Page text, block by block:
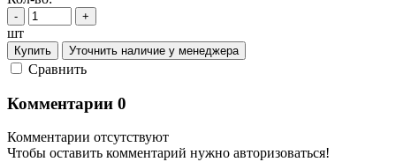
- +
шт
Купить Уточнить наличие у менеджера
Cравнить
Комментарии 0
Комментарии отсутствуют
Чтобы оставить комментарий нужно авторизоваться!